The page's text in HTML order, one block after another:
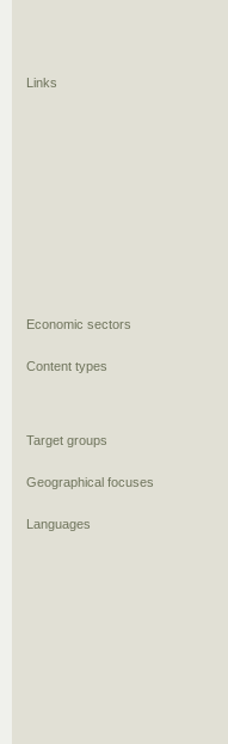
Links
Economic sectors
Content types
Target groups
Geographical focuses
Languages